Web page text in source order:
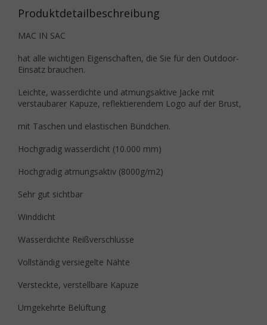
Produktdetailbeschreibung
MAC IN SAC
hat alle wichtigen Eigenschaften, die Sie für den Outdoor-
Einsatz brauchen.
Leichte, wasserdichte und atmungsaktive Jacke mit
verstaubarer Kapuze, reflektierendem Logo auf der Brust,
mit Taschen und elastischen Bündchen.
Hochgradig wasserdicht (10.000 mm)
Hochgradig atmungsaktiv (8000g/m2)
Sehr gut sichtbar
Winddicht
Wasserdichte Reißverschlüsse
Vollständig versiegelte Nähte
Versteckte, verstellbare Kapuze
Umgekehrte Belüftung